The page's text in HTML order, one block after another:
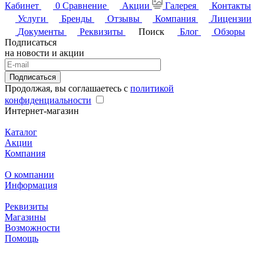
Кабинет
0 Сравнение Акции Галерея
Контакты
Услуги
Бренды Отзывы Компания
Лицензии
Документы
Реквизиты Поиск Блог
Обзоры
Подписаться
на новости и акции
Подписаться
Продолжая, вы соглашаетесь с политикой
конфиденциальности
Интернет-магазин
Каталог
Акции
Компания
О компании
Информация
Реквизиты
Магазины
Возможности
Помощь